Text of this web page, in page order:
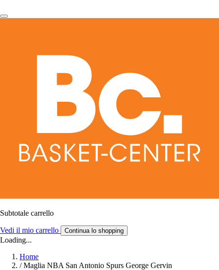
Subtotale carrello
Vedi il mio carrello Continua lo shopping
Loading...
Home
/ Maglia NBA San Antonio Spurs George Gervin